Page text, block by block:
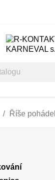
Říše